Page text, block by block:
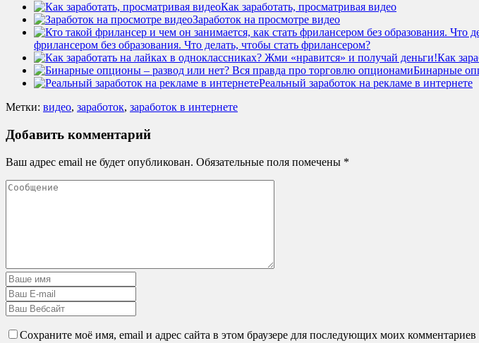
Как заработать, просматривая видео
Заработок на просмотре видео
фрилансером без образования. Что делать, чтобы стать фрилансером?
Как
Бинарные
Реальный заработок на рекламе в интернете
Метки: видео, заработок, заработок в интернете
Добавить комментарий
Ваш адрес email не будет опубликован. Обязательные поля помечены *
Сохраните моё имя, email и адрес сайта в этом браузере для последующих моих комментариев